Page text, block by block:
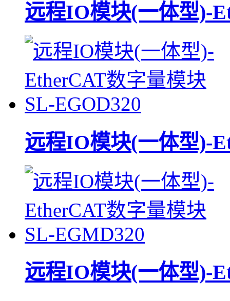
远程IO模块(一体型)-
远程IO模块(一体型)-
远程IO模块(一体型)-